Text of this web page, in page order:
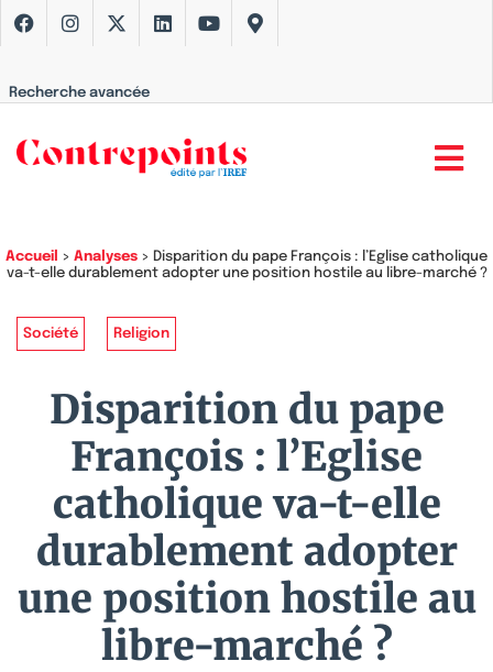
Recherche avancée
Accueil > Analyses > Disparition du pape François : l’Eglise catholique
va-t-elle durablement adopter une position hostile au libre-marché ?
Société Religion
Disparition du pape
François : l’Eglise
catholique va-t-elle
durablement adopter
une position hostile au
libre-marché ?